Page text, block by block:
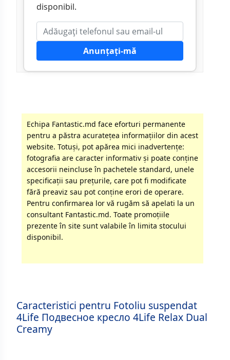
disponibil.
Anunțați-mă
Echipa Fantastic.md face eforturi permanente
pentru a păstra acurateţea informaţiilor din acest
website. Totuși, pot apărea mici inadvertenţe:
fotografia are caracter informativ şi poate conţine
accesorii neincluse în pachetele standard, unele
specificaţii sau preţurile, care pot fi modificate
fără preaviz sau pot conţine erori de operare.
Pentru confirmarea lor vă rugăm să apelati la un
consultant Fantastic.md. Toate promoţiile
prezente în site sunt valabile în limita stocului
disponibil.
Caracteristici pentru Fotoliu suspendat
4Life Подвесное кресло 4Life Relax Dual
Creamy